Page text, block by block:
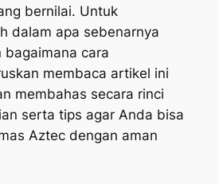
bernilai. Untuk
dalam apa sebenarnya
bagaimana cara
membaca artikel ini
membahas secara rinci
serta tips agar Anda bisa
Aztec dengan aman